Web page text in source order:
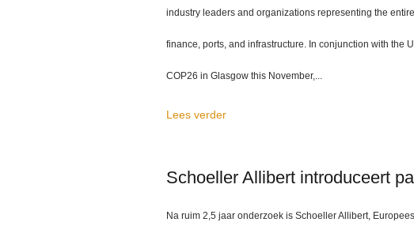
industry leaders and organizations representing the
finance, ports, and infrastructure. In conjunction with the
COP26 in Glasgow this November,...
Lees verder
Schoeller Allibert introduceert
Na ruim 2,5 jaar onderzoek is Schoeller Allibert,